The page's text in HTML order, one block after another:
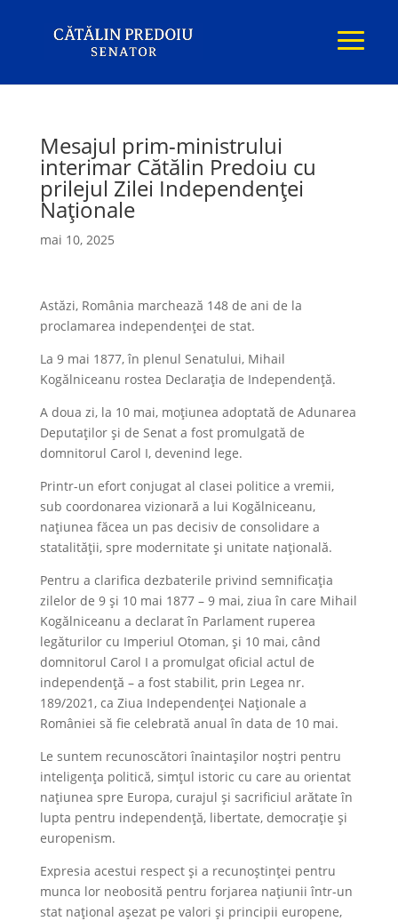
Mesajul prim-ministrului
interimar Cătălin Predoiu cu
prilejul Zilei Independenței
Naționale
mai 10, 2025
Astăzi, România marchează 148 de ani de la
proclamarea independenței de stat.
La 9 mai 1877, în plenul Senatului, Mihail
Kogălniceanu rostea Declarația de Independență.
A doua zi, la 10 mai, moțiunea adoptată de Adunarea
Deputaților și de Senat a fost promulgată de
domnitorul Carol I, devenind lege.
Printr-un efort conjugat al clasei politice a vremii,
sub coordonarea vizionară a lui Kogălniceanu,
națiunea făcea un pas decisiv de consolidare a
statalității, spre modernitate și unitate națională.
Pentru a clarifica dezbaterile privind semnificația
zilelor de 9 și 10 mai 1877 – 9 mai, ziua în care Mihail
Kogălniceanu a declarat în Parlament ruperea
legăturilor cu Imperiul Otoman, și 10 mai, când
domnitorul Carol I a promulgat oficial actul de
independență – a fost stabilit, prin Legea nr.
189/2021, ca Ziua Independenței Naționale a
României să fie celebrată anual în data de 10 mai.
Le suntem recunoscători înaintașilor noștri pentru
inteligența politică, simțul istoric cu care au orientat
națiunea spre Europa, curajul și sacrificiul arătate în
lupta pentru independență, libertate, democrație și
europenism.
Expresia acestui respect și a recunoștinței pentru
munca lor neobosită pentru forjarea națiunii într-un
stat naţional așezat pe valori și principii europene,